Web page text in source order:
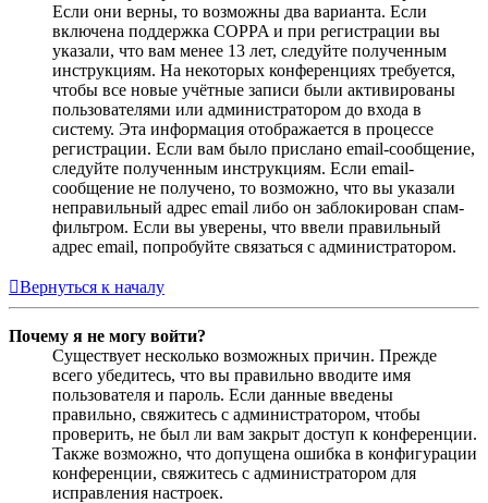
Если они верны, то возможны два варианта. Если
включена поддержка COPPA и при регистрации вы
указали, что вам менее 13 лет, следуйте полученным
инструкциям. На некоторых конференциях требуется,
чтобы все новые учётные записи были активированы
пользователями или администратором до входа в
систему. Эта информация отображается в процессе
регистрации. Если вам было прислано email-сообщение,
следуйте полученным инструкциям. Если email-
сообщение не получено, то возможно, что вы указали
неправильный адрес email либо он заблокирован спам-
фильтром. Если вы уверены, что ввели правильный
адрес email, попробуйте связаться с администратором.
Вернуться к началу
Почему я не могу войти?
Существует несколько возможных причин. Прежде
всего убедитесь, что вы правильно вводите имя
пользователя и пароль. Если данные введены
правильно, свяжитесь с администратором, чтобы
проверить, не был ли вам закрыт доступ к конференции.
Также возможно, что допущена ошибка в конфигурации
конференции, свяжитесь с администратором для
исправления настроек.